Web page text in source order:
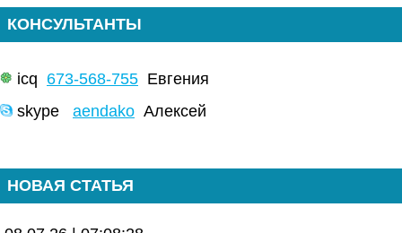
КОНСУЛЬТАНТЫ
icq 673-568-755 Евгения
skype aendako Алексей
НОВАЯ СТАТЬЯ